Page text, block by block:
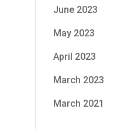
June 2023
May 2023
April 2023
March 2023
March 2021